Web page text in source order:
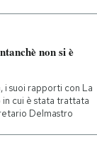
non si è
i suoi rapporti con La
in cui è stata trattata
Delmastro